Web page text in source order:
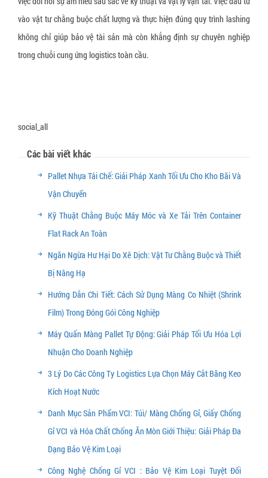
vào vật tư chằng buộc chất lượng và thực hiện đúng quy trình lashing
không chỉ giúp bảo vệ tài sản mà còn khẳng định sự chuyên nghiệp
trong chuỗi cung ứng logistics toàn cầu.
social_all
Các bài viết khác
Pallet Nhựa Tái Chế: Giải Pháp Xanh Tối Ưu Cho Kho Bãi Và
Vận Chuyển
Kỹ Thuật Chằng Buộc Máy Móc và Xe Tải Trên Container
Flat Rack An Toàn
Ngăn Ngừa Hư Hại Do Xê Dịch: Vật Tư Chằng Buộc và Thiết
Bị Nâng Hạ
Hướng Dẫn Chi Tiết: Cách Sử Dụng Màng Co Nhiệt (Shrink
Film) Trong Đóng Gói Công Nghiệp
Máy Quấn Màng Pallet Tự Động: Giải Pháp Tối Ưu Hóa Lợi
Nhuận Cho Doanh Nghiệp
3 Lý Do Các Công Ty Logistics Lựa Chọn Máy Cắt Băng Keo
Kích Hoạt Nước
Danh Mục Sản Phẩm VCI: Túi/ Màng Chống Gỉ, Giấy Chống
Gỉ VCI và Hóa Chất Chống Ăn Mòn Giới Thiệu: Giải Pháp Đa
Dạng Bảo Vệ Kim Loại
Công Nghệ Chống Gỉ VCI : Bảo Vệ Kim Loại Tuyệt Đối